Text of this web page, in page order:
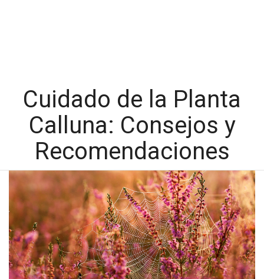
Cuidado de la Planta
Calluna: Consejos y
Recomendaciones